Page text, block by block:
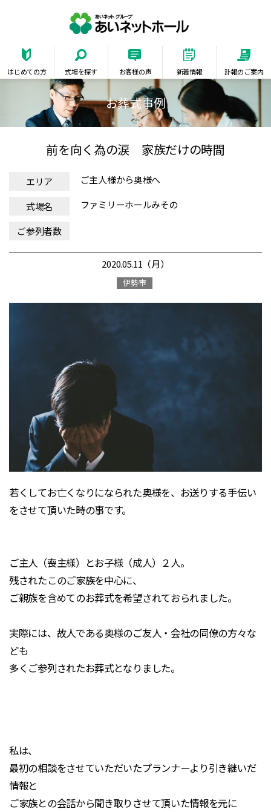
はじめての方 式場を探す お客様の声 新着情報 訃報のご案内
お葬式事例
前を向く為の涙 家族だけの時間
エリア ご主人様から奥様へ
式場名 ファミリーホールみその
ご参列者数
2020.05.11（月）
伊勢市
若くしてお亡くなりになられた奥様を、お送りする手伝い
をさせて頂いた時の事です。
ご主人（喪主様）とお子様（成人）２人。
残されたこのご家族を中心に、
ご親族を含めてのお葬式を希望されておられました。
実際には、故人である奥様のご友人・会社の同僚の方々な
ども
多くご参列されたお葬式となりました。
私は、
最初の相談をさせていただいたプランナーより引き継いだ
情報と
ご家族との会話から聞き取りさせて頂いた情報を元に